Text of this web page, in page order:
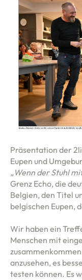
Präsentation der
Eupen und
„Wenn der Stuhl
Grenz Echo, die
Belgien, den Titel
belgischen Eupen,
Wir haben ein
Menschen mit
anzusehen, es
testen können. Es